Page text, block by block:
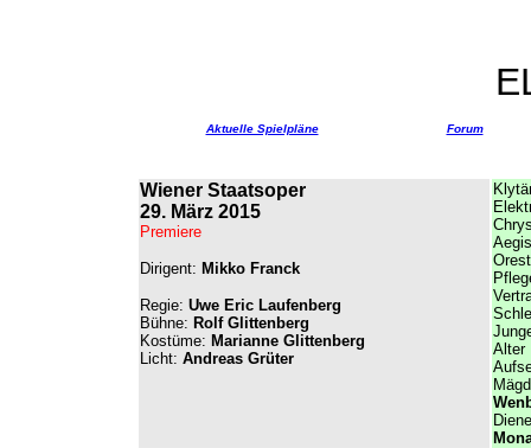
Aktuelle Spielpläne Forum
Wiener Staatsoper
29. März 2015
Premiere
Dirigent: Mikko Franck
Regie: Uwe Eric Laufenberg
Bühne: Rolf Glittenberg
Kostüme: Marianne Glittenberg
Licht: Andreas Grüter
Alter